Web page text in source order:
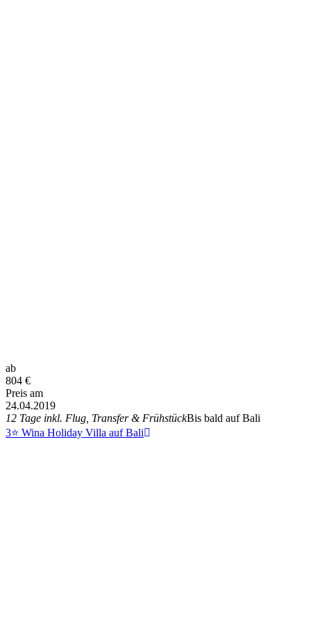
ab
804 €
Preis am
24.04.2019
12 Tage inkl. Flug, Transfer & FrühstückBis bald auf Bali
3⭐ Wina Holiday Villa auf Bali